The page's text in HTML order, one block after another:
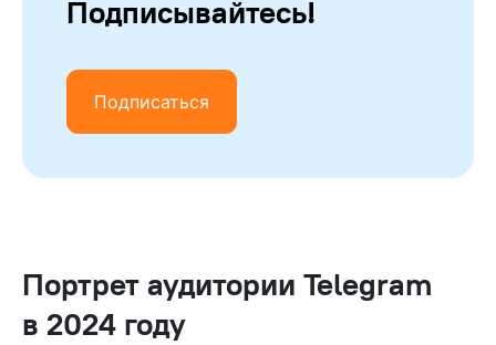
Подписывайтесь!
Подписаться
Портрет аудитории Telegram
в 2024 году